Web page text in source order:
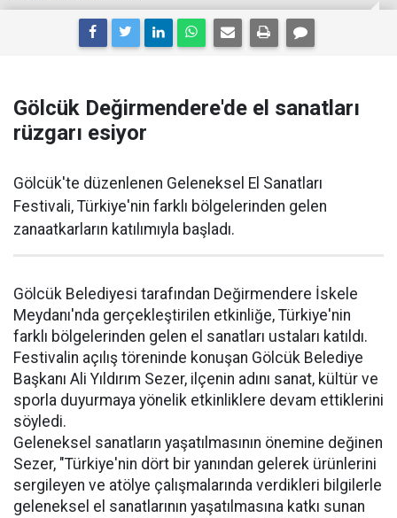
Gölcük Değirmendere'de el sanatları
rüzgarı esiyor
Gölcük'te düzenlenen Geleneksel El Sanatları
Festivali, Türkiye'nin farklı bölgelerinden gelen
zanaatkarların katılımıyla başladı.
Gölcük Belediyesi tarafından Değirmendere İskele
Meydanı'nda gerçekleştirilen etkinliğe, Türkiye'nin
farklı bölgelerinden gelen el sanatları ustaları katıldı.
Festivalin açılış töreninde konuşan Gölcük Belediye
Başkanı Ali Yıldırım Sezer, ilçenin adını sanat, kültür ve
sporla duyurmaya yönelik etkinliklere devam ettiklerini
söyledi.
Geleneksel sanatların yaşatılmasının önemine değinen
Sezer, "Türkiye'nin dört bir yanından gelerek ürünlerini
sergileyen ve atölye çalışmalarında verdikleri bilgilerle
geleneksel el sanatlarının yaşatılmasına katkı sunan